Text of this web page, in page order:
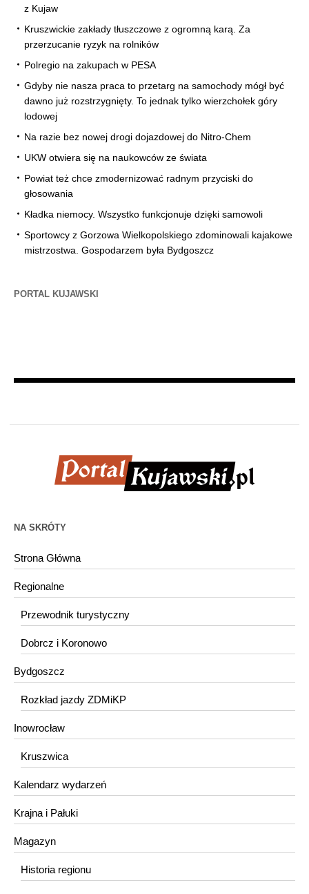
z Kujaw
Kruszwickie zakłady tłuszczowe z ogromną karą. Za
przerzucanie ryzyk na rolników
Polregio na zakupach w PESA
Gdyby nie nasza praca to przetarg na samochody mógł być
dawno już rozstrzygnięty. To jednak tylko wierzchołek góry
lodowej
Na razie bez nowej drogi dojazdowej do Nitro-Chem
UKW otwiera się na naukowców ze świata
Powiat też chce zmodernizować radnym przyciski do
głosowania
Kładka niemocy. Wszystko funkcjonuje dzięki samowoli
Sportowcy z Gorzowa Wielkopolskiego zdominowali kajakowe
mistrzostwa. Gospodarzem była Bydgoszcz
PORTAL KUJAWSKI
NA SKRÓTY
Strona Główna
Regionalne
Przewodnik turystyczny
Dobrcz i Koronowo
Bydgoszcz
Rozkład jazdy ZDMiKP
Inowrocław
Kruszwica
Kalendarz wydarzeń
Krajna i Pałuki
Magazyn
Historia regionu